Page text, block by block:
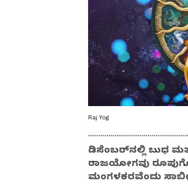
Raj Yog
ಡಿಸೆಂಬರ್‌ನಲ್ಲಿ ಬುಧ
ರಾಜಯೋಗವು
ಮಂಗಳಕರವೆಂದು